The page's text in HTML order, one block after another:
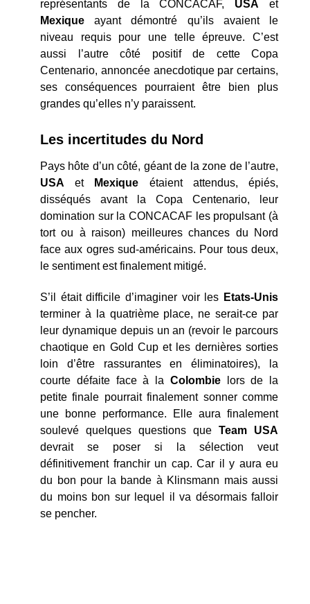
représentants de la CONCACAF, USA et
Mexique ayant démontré qu’ils avaient le
niveau requis pour une telle épreuve. C’est
aussi l’autre côté positif de cette Copa
Centenario, annoncée anecdotique par certains,
ses conséquences pourraient être bien plus
grandes qu’elles n’y paraissent.
Les incertitudes du Nord
Pays hôte d’un côté, géant de la zone de l’autre,
USA et Mexique étaient attendus, épiés,
disséqués avant la Copa Centenario, leur
domination sur la CONCACAF les propulsant (à
tort ou à raison) meilleures chances du Nord
face aux ogres sud-américains. Pour tous deux,
le sentiment est finalement mitigé.
S’il était difficile d’imaginer voir les Etats-Unis
terminer à la quatrième place, ne serait-ce par
leur dynamique depuis un an (revoir le parcours
chaotique en Gold Cup et les dernières sorties
loin d’être rassurantes en éliminatoires), la
courte défaite face à la Colombielors de la
petite finale pourrait finalement sonner comme
une bonne performance. Elle aura finalement
soulevé quelques questions que Team USA
devrait se poser si la sélection veut
définitivement franchir un cap. Car il y aura eu
du bon pour la bande à Klinsmann mais aussi
du moins bon sur lequel il va désormais falloir
se pencher.